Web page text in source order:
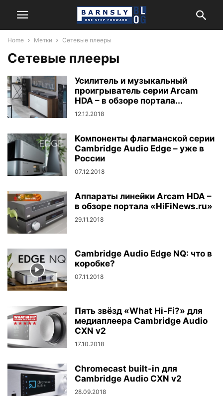
Home Метки Сетевые плееры
Сетевые плееры
Усилитель и музыкальный
проигрыватель серии Arcam
HDA – в обзоре портала...
12.12.2018
Компоненты флагманской серии
Cambridge Audio Edge – уже в
России
07.12.2018
Аппараты линейки Arcam HDA –
в обзоре портала «HiFiNews.ru»
29.11.2018
Cambridge Audio Edge NQ: что в
коробке?
07.11.2018
Пять звёзд «What Hi-Fi?» для
медиаплеера Cambridge Audio
CXN v2
17.10.2018
Chromecast built-in для
Cambridge Audio CXN v2
28.09.2018